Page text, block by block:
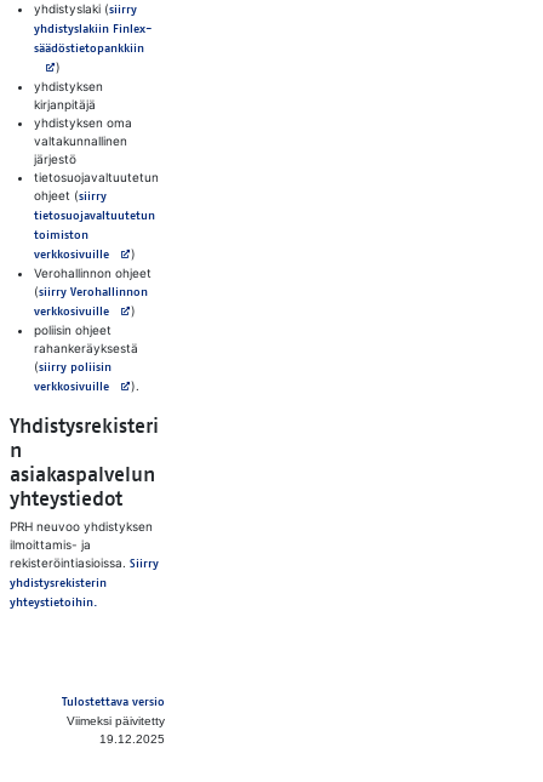
yhdistyslaki (siirry
yhdistyslakiin Finlex-
säädöstietopankkiinAvautuu uuteen välilehteen
)
yhdistyksen
kirjanpitäjä
yhdistyksen oma
valtakunnallinen
järjestö
tietosuojavaltuutetun
ohjeet (siirry
tietosuojavaltuutetun
toimiston
verkkosivuilleAvautuu uuteen välilehteen
)
Verohallinnon ohjeet
(siirry Verohallinnon
verkkosivuilleAvautuu uuteen välilehteen
)
poliisin ohjeet
rahankeräyksestä
(siirry poliisin
verkkosivuilleAvautuu uuteen välilehteen
).
Yhdistysrekisteri
n
asiakaspalvelun
yhteystiedot
PRH neuvoo yhdistyksen
ilmoittamis- ja
rekisteröintiasioissa. Siirry
yhdistysrekisterin
yhteystietoihin.
Tulostettava versio
Viimeksi päivitetty
19.12.2025